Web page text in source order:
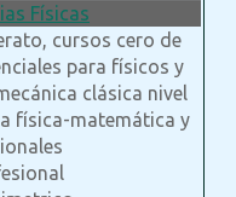
Físicas
cursos cero de
para físicos y
clásica nivel
física-matemática y